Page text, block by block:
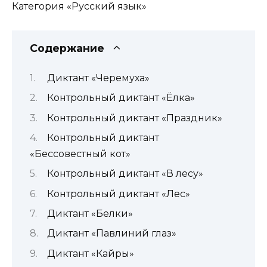
Категория «Русский язык»
Содержание
Диктант «Черемуха»
Контрольный диктант «Ёлка»
Контрольный диктант «Праздник»
Контрольный диктант
«Бессовестный кот»
Контрольный диктант «В лесу»
Контрольный диктант «Лес»
Диктант «Белки»
Диктант «Павлиний глаз»
Диктант «Кайры»